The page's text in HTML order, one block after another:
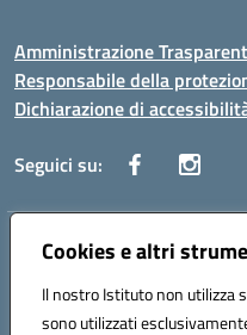
Cookies e altri
Il nostro Istituto non utilizza
sono utilizzati
Amministrazione
Responsabile della
Dichiarazione di
Seguici su:
Indirizzo:Corso Vittorio
Posta elettronica certificata